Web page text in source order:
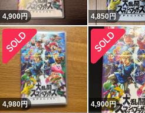
4,900円 4,850円
4,980円 4,900円